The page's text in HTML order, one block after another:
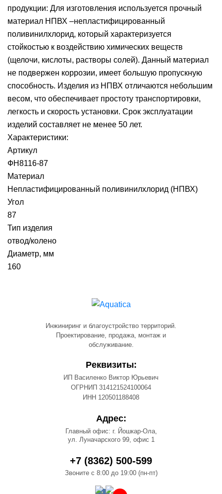
продукции: Для изготовления используется прочный
материал НПВХ –непластифицированный
поливинилхлорид, который характеризуется
стойкостью к воздействию химических веществ
(щелочи, кислоты, растворы солей). Данный материал
не подвержен коррозии, имеет большую пропускную
способность. Изделия из НПВХ отличаются небольшим
весом, что обеспечивает простоту транспортировки,
легкость и скорость установки. Срок эксплуатации
изделий составляет не менее 50 лет.
Характеристики:
Артикул
ФН8116-87
Материал
Непластифицированный поливинилхлорид (НПВХ)
Угол
87
Тип изделия
отвод/колено
Диаметр, мм
160
Инжиниринг и благоустройство территорий.
Проектирование, продажа, монтаж и
обслуживание.
Реквизиты:
ИП Василенко Виктор Юрьевич
ОГРНИП 314121524100064
ИНН 120501188408
Адрес:
Главный офис: г. Йошкар-Ола,
ул. Луначарского 99, офис 1
+7 (8362) 500-599
Звоните с 8:00 до 19:00 (пн-пт)